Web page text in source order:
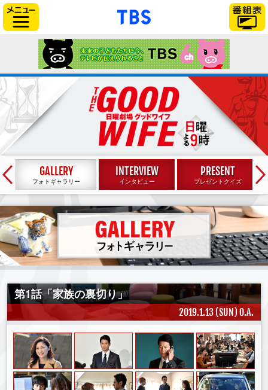
「TBSテレビ」トップ
TBSテレビ：日
2019年1
フォトギャラリー インタビュー プレゼントクイズ
フォトギ
第1話「家族の裏切り」
2019.1.13 (SUN) O.A.